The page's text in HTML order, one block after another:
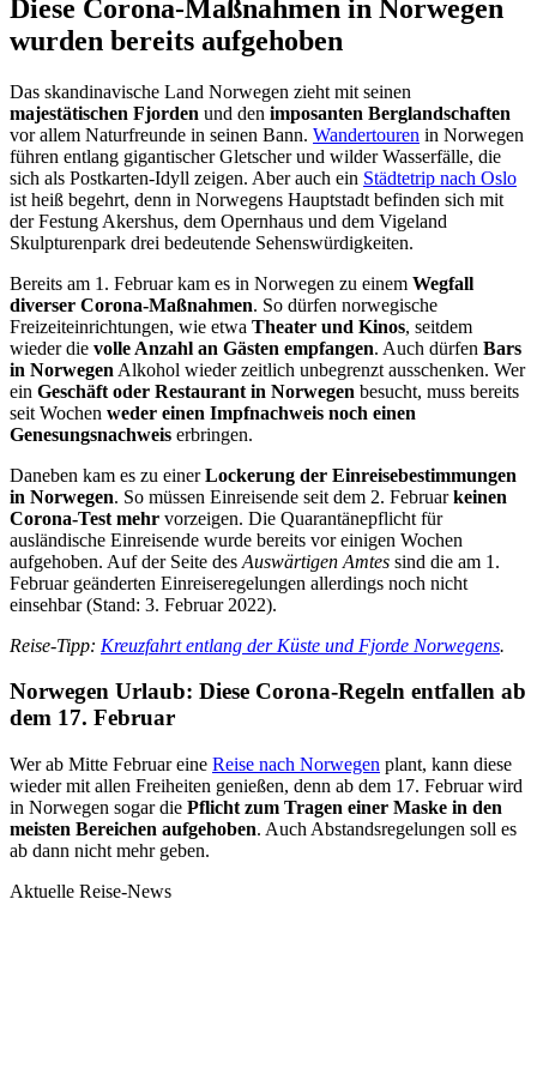
Diese Corona-Maßnahmen in Norwegen
wurden bereits aufgehoben
Das skandinavische Land Norwegen zieht mit seinen
majestätischen Fjorden und den imposanten Berglandschaften
vor allem Naturfreunde in seinen Bann. Wandertouren in Norwegen
führen entlang gigantischer Gletscher und wilder Wasserfälle, die
sich als Postkarten-Idyll zeigen. Aber auch ein Städtetrip nach Oslo
ist heiß begehrt, denn in Norwegens Hauptstadt befinden sich mit
der Festung Akershus, dem Opernhaus und dem Vigeland
Skulpturenpark drei bedeutende Sehenswürdigkeiten.
Bereits am 1. Februar kam es in Norwegen zu einem Wegfall
diverser Corona-Maßnahmen. So dürfen norwegische
Freizeiteinrichtungen, wie etwa Theater und Kinos, seitdem
wieder die volle Anzahl an Gästen empfangen. Auch dürfen Bars
in Norwegen Alkohol wieder zeitlich unbegrenzt ausschenken. Wer
ein Geschäft oder Restaurant in Norwegen besucht, muss bereits
seit Wochen weder einen Impfnachweis noch einen
Genesungsnachweis erbringen.
Daneben kam es zu einerLockerung der Einreisebestimmungen
in Norwegen. So müssen Einreisende seit dem 2. Februarkeinen
Corona-Test mehr vorzeigen. Die Quarantänepflicht für
ausländische Einreisende wurde bereits vor einigen Wochen
aufgehoben. Auf der Seite des Auswärtigen Amtes sind die am 1.
Februar geänderten Einreiseregelungen allerdings noch nicht
einsehbar (Stand: 3. Februar 2022).
Reise-Tipp: Kreuzfahrt entlang der Küste und Fjorde Norwegens.
Norwegen Urlaub: Diese Corona-Regeln entfallen ab
dem 17. Februar
Wer ab Mitte Februar eine Reise nach Norwegen plant, kann diese
wieder mit allen Freiheiten genießen, denn ab dem 17. Februar wird
in Norwegen sogar die Pflicht zum Tragen einer Maske in den
meisten Bereichen aufgehoben. Auch Abstandsregelungen soll es
ab dann nicht mehr geben.
Aktuelle Reise-News